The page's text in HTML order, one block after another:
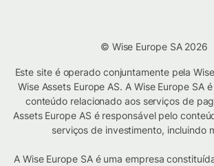
© Wise Europe SA 2026
Este site é operado conjuntamente pela
Wise Assets Europe AS. A Wise Europe SA
conteúdo relacionado aos serviços de
Assets Europe AS é responsável pelo
serviços de investimento, incluindo
A Wise Europe SA é uma empresa